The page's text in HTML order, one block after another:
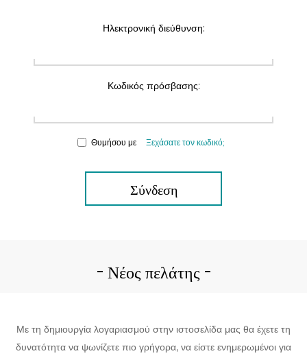
Ηλεκτρονική διεύθυνση:
Κωδικός πρόσβασης:
Θυμήσου με Ξεχάσατε τον κωδικό;
Σύνδεση
Νέος πελάτης
Με τη δημιουργία λογαριασμού στην ιστοσελίδα μας θα έχετε τη
δυνατότητα να ψωνίζετε πιο γρήγορα, να είστε ενημερωμένοι για